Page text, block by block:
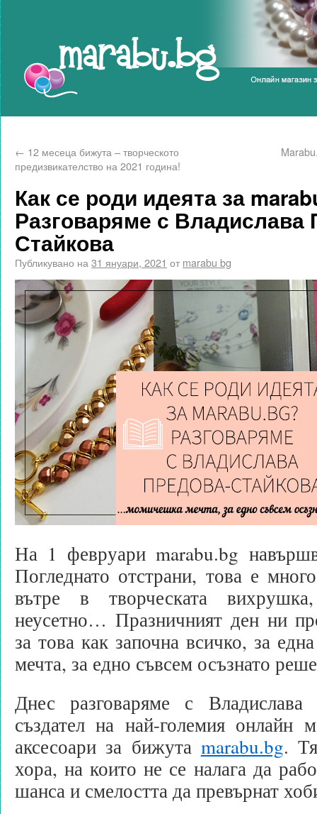
← 12 месеца бижута – творческото
предизвикателство на 2021 година!
Как се роди идеята за
Разговаряме с Владислава
Стайкова
Публикувано на 31 януари, 2021 от marabu bg
На 1 февруари marabu.bg
Погледнато отстрани, това е
вътре в творческата
неусетно… Празничният ден ни
за това как започна всичко, за
мечта, за едно съвсем осъзнато
Днес разговаряме с Владислава
създател на най-големия онлайн
аксесоари за бижута marabu.bg.
хора, на които не се налага да
шанса и смелостта да превърнат